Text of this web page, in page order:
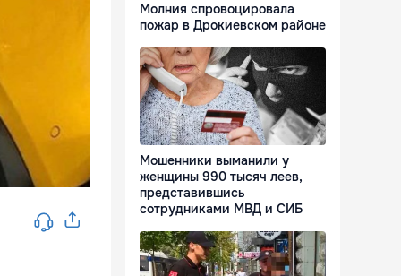
Молния спровоцировала
пожар в Дрокиевском районе
Мошенники выманили у
женщины 990 тысяч леев,
представившись
сотрудниками МВД и СИБ